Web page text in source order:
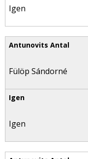
Igen
Fülöp Sándorné
Igen